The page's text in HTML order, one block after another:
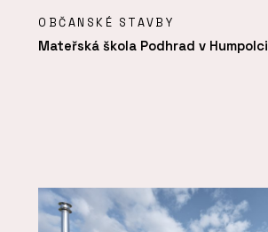
OBČANSKÉ STAVBY
Mateřská škola Podhrad v Humpolci